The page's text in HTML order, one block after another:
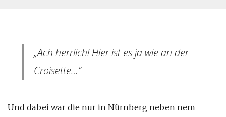
„Ach herrlich! Hier ist es ja wie an der
Croisette…“
Und dabei war die nur in Nürnberg neben nem